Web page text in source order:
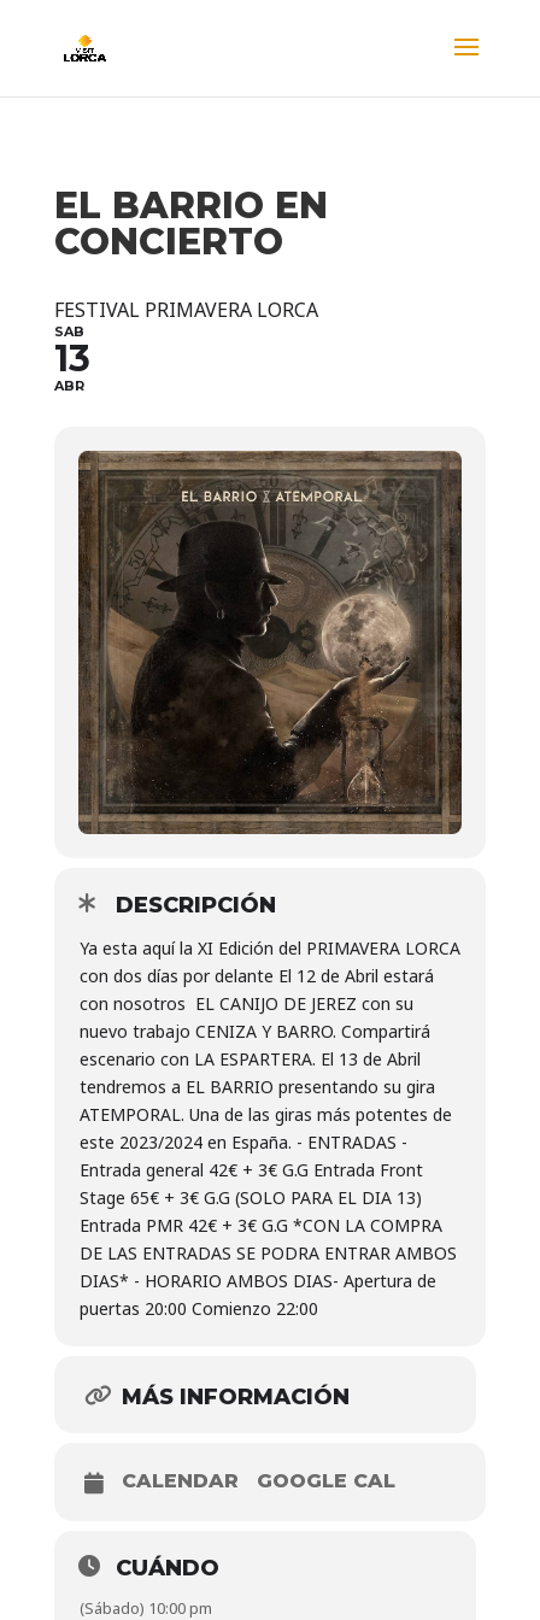
EL BARRIO EN
CONCIERTO
FESTIVAL PRIMAVERA LORCA
SAB
13
ABR
DESCRIPCIÓN
Ya esta aquí la XI Edición del PRIMAVERA LORCA
con dos días por delante El 12 de Abril estará
con nosotros EL CANIJO DE JEREZ con su
nuevo trabajo CENIZA Y BARRO. Compartirá
escenario con LA ESPARTERA. El 13 de Abril
tendremos a EL BARRIO presentando su gira
ATEMPORAL. Una de las giras más potentes de
este 2023/2024 en España. - ENTRADAS -
Entrada general 42€ + 3€ G.G Entrada Front
Stage 65€ + 3€ G.G (SOLO PARA EL DIA 13)
Entrada PMR 42€ + 3€ G.G *CON LA COMPRA
DE LAS ENTRADAS SE PODRA ENTRAR AMBOS
DIAS* - HORARIO AMBOS DIAS- Apertura de
puertas 20:00 Comienzo 22:00
MÁS INFORMACIÓN
CALENDAR GOOGLE CAL
CUÁNDO
(Sábado) 10:00 pm